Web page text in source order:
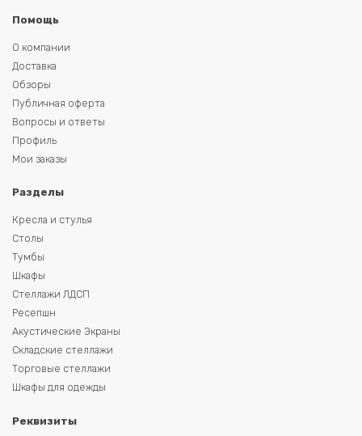
Помощь
О компании
Доставка
Обзоры
Публичная оферта
Вопросы и ответы
Профиль
Мои заказы
Разделы
Кресла и стулья
Столы
Тумбы
Шкафы
Стеллажи ЛДСП
Ресепшн
Акустические Экраны
Складские стеллажи
Торговые стеллажи
Шкафы для одежды
Реквизиты